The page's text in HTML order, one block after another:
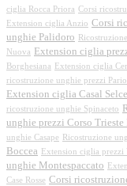
ciglia Rocca Priora Corsi
Extension ciglia Anzio Corsi
unghie Palidoro
Nuova Extension ciglia
Borghesiana
Extension ciglia
ricostruzione unghie prezzi
Extension ciglia Casal Selce
ricostruzione unghie Spinaceto
unghie prezzi Corso Trieste
unghie Casape
Ricostruzione
Boccea
Extension ciglia prezzi
unghie Montespaccato
Case Rosse Corsi